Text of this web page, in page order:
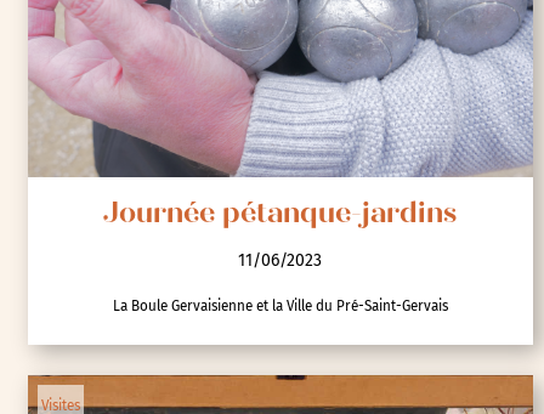
Journée pétanque-jardins
11/06/2023
La Boule Gervaisienne et la Ville du Pré-Saint-Gervais
Visites